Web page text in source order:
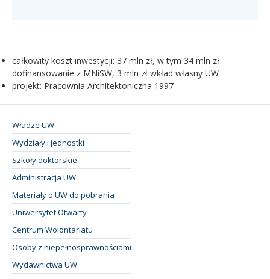
całkowity koszt inwestycji: 37 mln zł, w tym 34 mln zł
dofinansowanie z MNiSW, 3 mln zł wkład własny UW
projekt: Pracownia Architektoniczna 1997
Władze UW
Wydziały i jednostki
Szkoły doktorskie
Administracja UW
Materiały o UW do pobrania
Uniwersytet Otwarty
Centrum Wolontariatu
Osoby z niepełnosprawnościami
Wydawnictwa UW